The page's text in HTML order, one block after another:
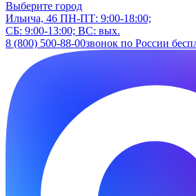
Выберите город
Ильича, 46 ПН-ПТ: 9:00-18:00;
СБ: 9:00-13:00; ВС: вых.
8 (800) 500-88-00звонок по России